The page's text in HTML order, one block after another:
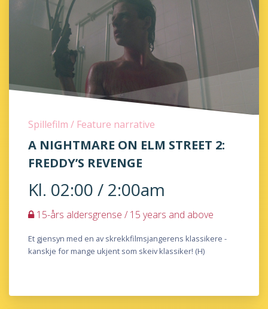
Spillefilm / Feature narrative
A NIGHTMARE ON ELM STREET 2:
FREDDY’S REVENGE
Kl. 02:00 / 2:00am
15-års aldersgrense / 15 years and above
Et gjensyn med en av skrekkfilmsjangerens klassikere -
kanskje for mange ukjent som skeiv klassiker! (H)